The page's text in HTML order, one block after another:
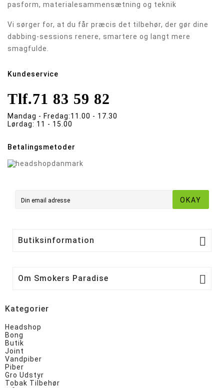
pasform, materialesammensætning og teknik
Vi sørger for, at du får præcis det tilbehør, der gør dine
dabbing-sessions renere, smartere og langt mere
smagfulde.
Kundeservice
Tlf.71 83 59 82
Mandag - Fredag:11.00 - 17.30
Lørdag: 11 - 15.00
Betalingsmetoder
OKAY
Butiksinformation 
Om Smokers Paradise 
Kategorier
Headshop
Bong
Butik
Joint
Vandpiber
Piber
Gro Udstyr
Tobak Tilbehør